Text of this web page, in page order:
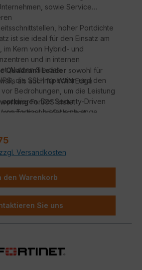
sowie Service
hoher Portdichte
ist sie ideal für den Einsatz am
im Kern von Hybrid- und
und in internen
Nutzen Sie das
die SSL-Inspection und den
Bedrohungen, um die Leistung
Der Security-Driven
Fortinet bietet eine enge
Sie in der Lage,
schneller zu verarbeiten, ohne
Quadrant Leader sowohl für
als auch für WAN Edge
FortiOS bietet
und Sicherheit
FortiGuard Dienstleistungen
Größenordnung
Versandkosten
den Warenkorb
Sie uns